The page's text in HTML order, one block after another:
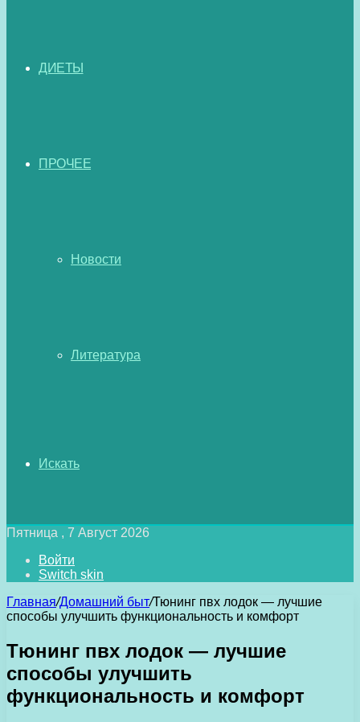
ДИЕТЫ
ПРОЧЕЕ
Новости
Литература
Искать
Пятница , 7 Август 2026
Войти
Switch skin
Главная/Домашний быт/Тюнинг пвх лодок — лучшие
способы улучшить функциональность и комфорт
Тюнинг пвх лодок — лучшие
способы улучшить
функциональность и комфорт